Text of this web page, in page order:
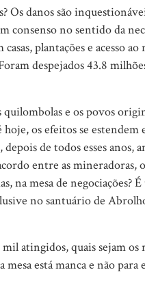
Os danos são
consenso no sentido da
plantações e acesso ao
despejados 43.8
quilombolas e os povos
os efeitos se estendem
de todos esses anos,
entre as mineradoras,
na mesa de negociações?
no santuário de
atingidos, quais sejam
está manca e não para